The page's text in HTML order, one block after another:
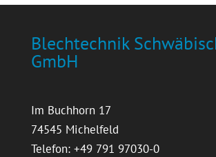
Blechtechnik
GmbH
Im Buchhorn 17
74545 Michelfeld
Telefon: +49 791 97030-0